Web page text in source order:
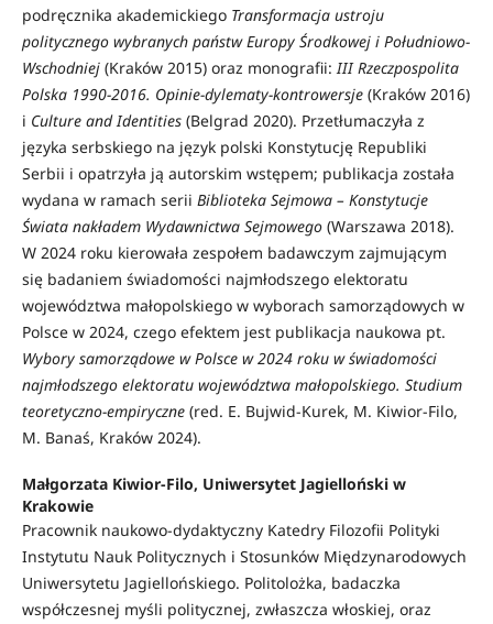
podręcznika akademickiego Transformacja ustroju
politycznego wybranych państw Europy Środkowej i Południowo-
Wschodniej(Kraków 2015) oraz monografii: III Rzeczpospolita
Polska 1990-2016. Opinie-dylematy-kontrowersje (Kraków 2016)
i Culture and Identities(Belgrad 2020). Przetłumaczyła z
języka serbskiego na język polski Konstytucję Republiki
Serbii i opatrzyła ją autorskim wstępem; publikacja została
wydana w ramach serii Biblioteka Sejmowa – Konstytucje
Świata nakładem Wydawnictwa Sejmowego(Warszawa 2018).
W 2024 roku kierowała zespołem badawczym zajmującym
się badaniem świadomości najmłodszego elektoratu
województwa małopolskiego w wyborach samorządowych w
Polsce w 2024, czego efektem jest publikacja naukowa pt.
Wybory samorządowe w Polsce w 2024 roku w świadomości
najmłodszego elektoratu województwa małopolskiego. Studium
teoretyczno-empiryczne(red. E. Bujwid-Kurek, M. Kiwior-Filo,
M. Banaś, Kraków 2024).
Małgorzata Kiwior-Filo, Uniwersytet Jagielloński w
Krakowie
Pracownik naukowo-dydaktyczny Katedry Filozofii Polityki
Instytutu Nauk Politycznych i Stosunków Międzynarodowych
Uniwersytetu Jagiellońskiego. Politolożka, badaczka
współczesnej myśli politycznej, zwłaszcza włoskiej, oraz